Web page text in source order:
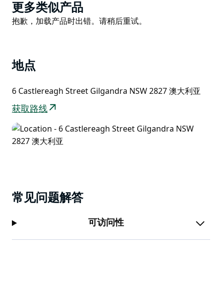
Product
List
更多类似产品
Product
抱歉，加载产品时出错。请稍后重试。
地点
6 Castlereagh Street Gilgandra NSW 2827 澳大利亚
获取路线
常见问题解答
可访问性